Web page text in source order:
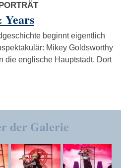
Years
beginnt eigentlich
Mikey Goldsworthy
die englische Hauptstadt. Dort
der Galerie